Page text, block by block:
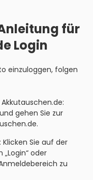
für
Login
einzuloggen, folgen
gehen Sie zur
Sie auf der
oder
zu